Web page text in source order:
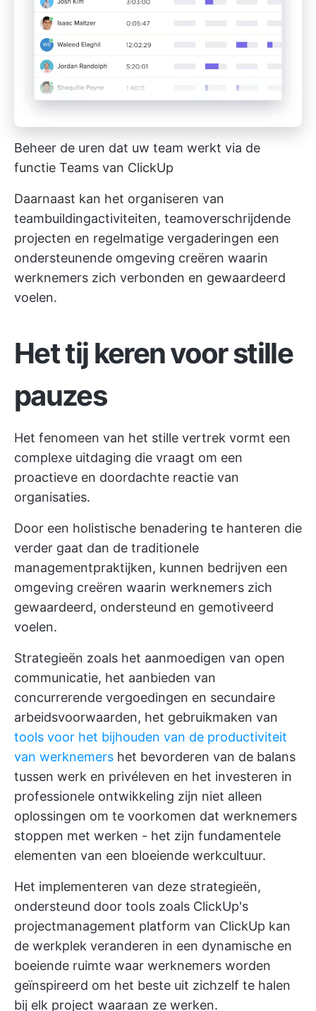
Beheer de uren dat uw team werkt via de
functie Teams van ClickUp
Daarnaast kan het organiseren van
teambuildingactiviteiten, teamoverschrijdende
projecten en regelmatige vergaderingen een
ondersteunende omgeving creëren waarin
werknemers zich verbonden en gewaardeerd
voelen.
Het tij keren voor stille
pauzes
Het fenomeen van het stille vertrek vormt een
complexe uitdaging die vraagt om een
proactieve en doordachte reactie van
organisaties.
Door een holistische benadering te hanteren die
verder gaat dan de traditionele
managementpraktijken, kunnen bedrijven een
omgeving creëren waarin werknemers zich
gewaardeerd, ondersteund en gemotiveerd
voelen.
Strategieën zoals het aanmoedigen van open
communicatie, het aanbieden van
concurrerende vergoedingen en secundaire
arbeidsvoorwaarden, het gebruikmaken van
tools voor het bijhouden van de productiviteit
van werknemers het bevorderen van de balans
tussen werk en privéleven en het investeren in
professionele ontwikkeling zijn niet alleen
oplossingen om te voorkomen dat werknemers
stoppen met werken - het zijn fundamentele
elementen van een bloeiende werkcultuur.
Het implementeren van deze strategieën,
ondersteund door tools zoals ClickUp's
projectmanagement platform van ClickUp kan
de werkplek veranderen in een dynamische en
boeiende ruimte waar werknemers worden
geïnspireerd om het beste uit zichzelf te halen
bij elk project waaraan ze werken.